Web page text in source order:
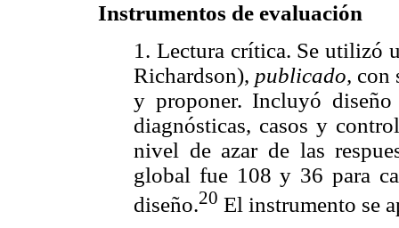
Instrumentos de evaluación
1. Lectura crítica. Se utilizó
Richardson), publicado, con
y proponer. Incluyó diseño
diagnósticas, casos y
nivel de azar de las
global fue 108 y 36 para
diseño.20 El instrumento se